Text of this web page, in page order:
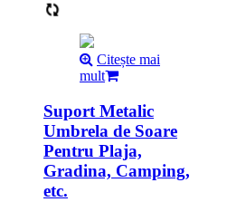
Citește mai
mult
Suport Metalic
Umbrela de Soare
Pentru Plaja,
Gradina, Camping,
etc.